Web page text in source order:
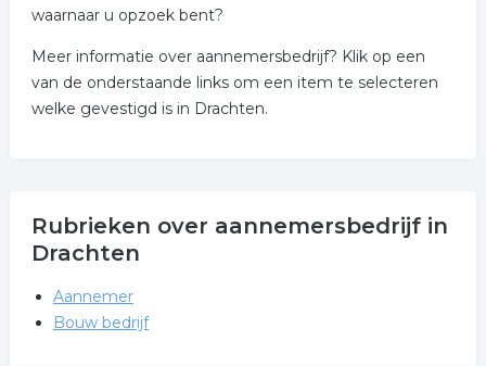
waarnaar u opzoek bent?
Meer informatie over aannemersbedrijf? Klik op een
van de onderstaande links om een item te selecteren
welke gevestigd is in Drachten.
Rubrieken over aannemersbedrijf in
Drachten
Aannemer
Bouw bedrijf